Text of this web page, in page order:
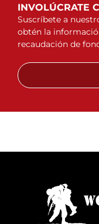
INVOLÚCRATE
Suscríbete a
obtén la
recaudación de